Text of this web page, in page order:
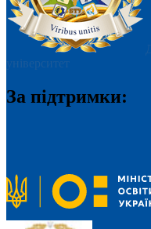
університет
За підтримки: